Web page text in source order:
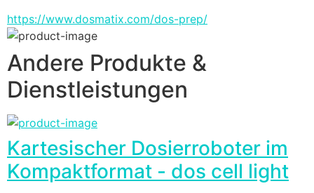
https://www.dosmatix.com/dos-prep/
Andere Produkte &
Dienstleistungen
Kartesischer Dosierroboter im
Kompaktformat - dos cell light